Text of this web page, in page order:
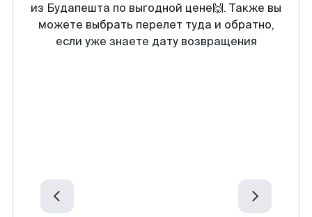
из Будапешта по выгодной цене🙌. Также вы
можете выбрать перелет туда и обратно,
если уже знаете дату возвращения